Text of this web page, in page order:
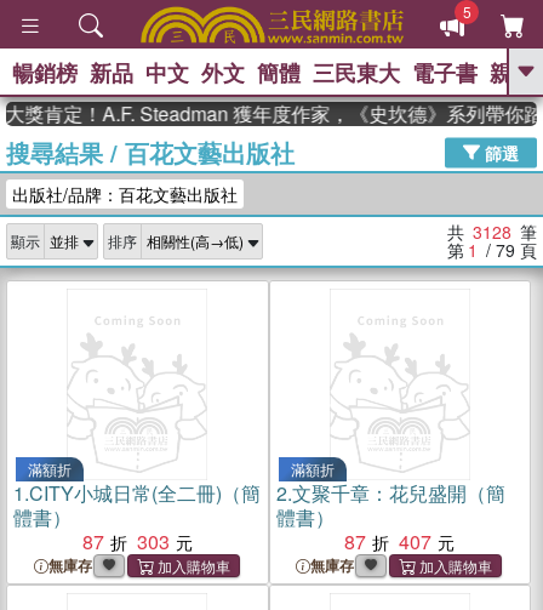
5
GO
熱搜： 東野圭吾 The Odyssey 、
父親節 、 如果歷史是一群喵 、 暑期
推薦
念華 、 台灣的李登輝時代 、 數學女
孩：黎曼猜想
偉大的迷走神經
暢銷榜 新品 中文 外文 簡體 三民東大 電子書 親子
肯定！A.F. Steadman 獲年度作家，《史坎德》系列帶你踏上
搜尋結果/ 百花文藝出版社
篩選
出版社/品牌：百花文藝出版社
顯示 排序 共 3128 筆
第 1 / 79 頁
滿額折
1.CITY小城日常(全二冊)（簡
體書）
87
303
無庫存
滿額折
2.文聚千章：花兒盛開（簡
體書）
87
407
無庫存